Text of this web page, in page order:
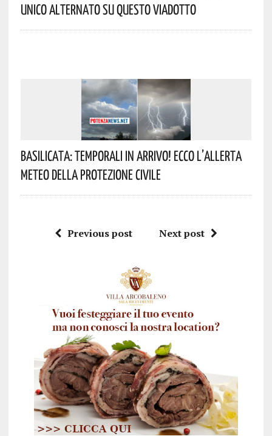
Unico Alternato Su Questo Viadotto
Basilicata: Temporali In Arrivo! Ecco L’allerta
Meteo Della Protezione Civile
Previous post Next post